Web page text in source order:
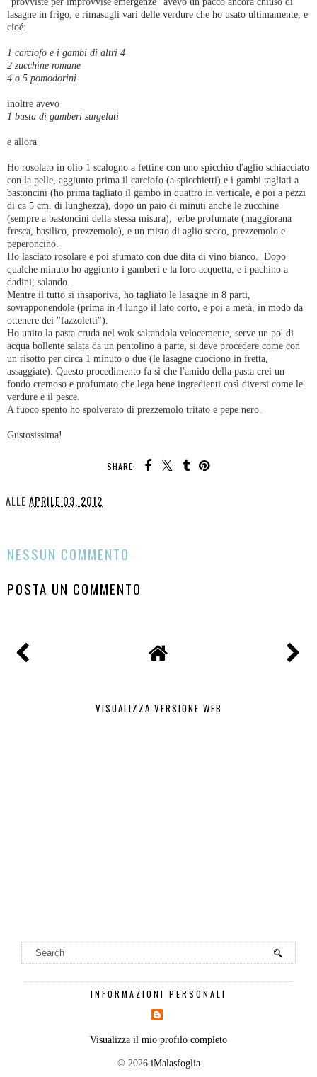
lasagne in frigo, e rimasugli vari delle verdure che ho usato ultimamente, e
cioé:
1 carciofo e i gambi di altri 4
2 zucchine romane
4 o 5 pomodorini
inoltre avevo
1 busta di gamberi surgelati
e allora
Ho rosolato in olio 1 scalogno a fettine con uno spicchio d'aglio schiacciato
con la pelle, aggiunto prima il carciofo (a spicchietti) e i gambi tagliati a
bastoncini (ho prima tagliato il gambo in quattro in verticale, e poi a pezzi
di ca 5 cm. di lunghezza), dopo un paio di minuti anche le zucchine
(sempre a bastoncini della stessa misura), erbe profumate (maggiorana
fresca, basilico, prezzemolo), e un misto di aglio secco, prezzemolo e
peperoncino.
Ho lasciato rosolare e poi sfumato con due dita di vino bianco. Dopo
qualche minuto ho aggiunto i gamberi e la loro acquetta, e i pachino a
dadini, salando.
Mentre il tutto si insaporiva, ho tagliato le lasagne in 8 parti,
sovrapponendole (prima in 4 lungo il lato corto, e poi a metà, in modo da
ottenere dei "fazzoletti").
Ho unito la pasta cruda nel wok saltandola velocemente, serve un po' di
acqua bollente salata da un pentolino a parte, si deve procedere come con
un risotto per circa 1 minuto o due (le lasagne cuociono in fretta,
assaggiate). Questo procedimento fa sì che l'amido della pasta crei un
fondo cremoso e profumato che lega bene ingredienti così diversi come le
verdure e il pesce.
A fuoco spento ho spolverato di prezzemolo tritato e pepe nero.
Gustosissima!
SHARE:
ALLE APRILE 03, 2012
NESSUN COMMENTO
POSTA UN COMMENTO
VISUALIZZA VERSIONE WEB
INFORMAZIONI PERSONALI
Visualizza il mio profilo completo
© 2026 iMalasfoglia